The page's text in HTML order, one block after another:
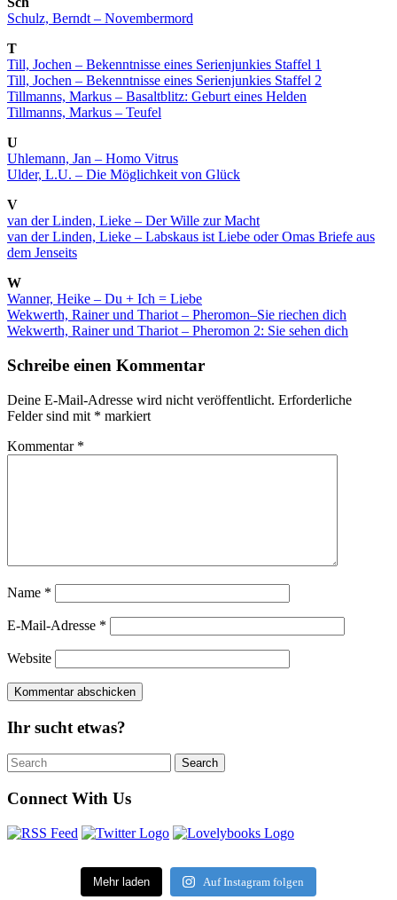
Schulz, Berndt – Novembermord
T
Till, Jochen – Bekenntnisse eines Serienjunkies Staffel 1
Till, Jochen – Bekenntnisse eines Serienjunkies Staffel 2
Tillmanns, Markus – Basaltblitz: Geburt eines Helden
Tillmanns, Markus – Teufel
U
Uhlemann, Jan – Homo Vitrus
Ulder, L.U. – Die Möglichkeit von Glück
V
van der Linden, Lieke – Der Wille zur Macht
van der Linden, Lieke – Labskaus ist Liebe oder Omas Briefe aus
dem Jenseits
W
Wanner, Heike – Du + Ich = Liebe
Wekwerth, Rainer und Thariot – Pheromon–Sie riechen dich
Wekwerth, Rainer und Thariot – Pheromon 2: Sie sehen dich
Schreibe einen Kommentar
Deine E-Mail-Adresse wird nicht veröffentlicht. Erforderliche
Felder sind mit * markiert
Kommentar *
Name *
E-Mail-Adresse *
Website
Ihr sucht etwas?
Search
for:
Search
Connect With Us
Mehr laden Auf Instagram folgen